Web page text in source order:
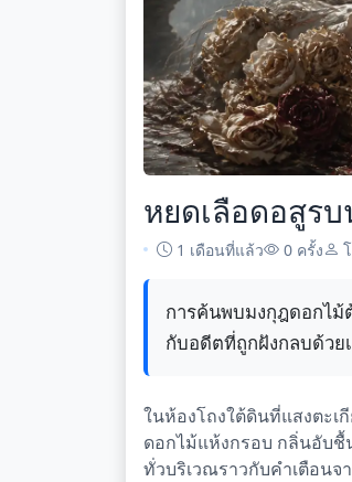
หยดเลือดอสูร
1 เดือนที่แล้ว 0 ครั้ง
การค้นพบมงกุฎดอกไม้
กับอดีตที่ถูกฝังกลบด้วย
ในห้องโถงใต้ดินที่แสงตะเ
ดอกไม้แห้งกรอบ กลิ่นอับ
ทั่วบริเวณราวกับคำเตือน